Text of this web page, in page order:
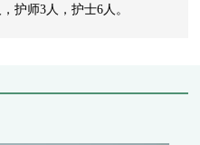
护师3人，护士6人。